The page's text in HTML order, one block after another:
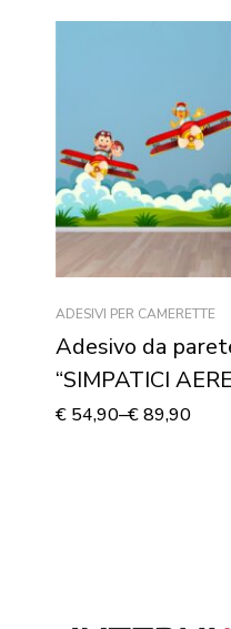
ADESIVI PER CAMERETTE
Adesivo da
“SIMPATICI
Adesivo murale
€ 54,90–€89,90